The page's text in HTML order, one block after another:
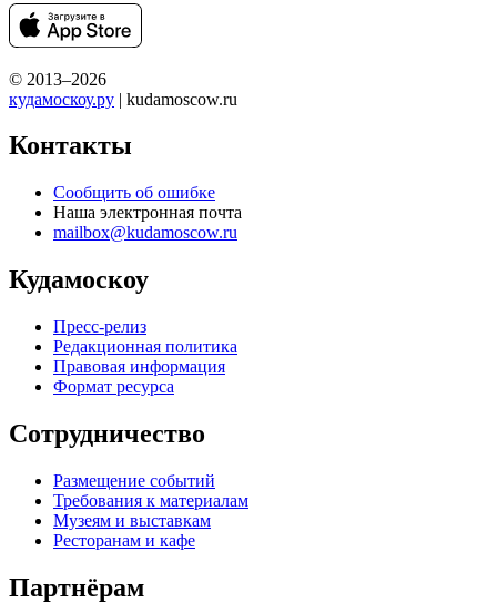
© 2013–2026
кудамоскоу.ру | kudamoscow.ru
Контакты
Сообщить об ошибке
Наша электронная почта
mailbox@kudamoscow.ru
Кудамоскоу
Пресс-релиз
Редакционная политика
Правовая информация
Формат ресурса
Сотрудничество
Размещение событий
Требования к материалам
Музеям и выставкам
Ресторанам и кафе
Партнёрам